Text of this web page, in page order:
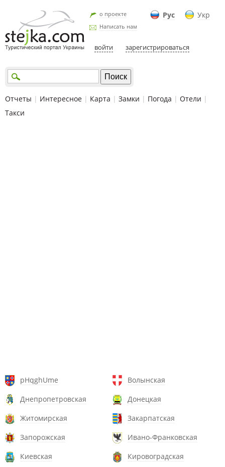
Рус Укр
о проекте
Написать нам
войти зарегистрироваться
Отчеты | Интересное | Карта | Замки | Погода | Отели |
Такси
pHqghUme
Волынская
Днепропетровская
Донецкая
Житомирская
Закарпатская
Запорожская
Ивано-Франковская
Киевская
Кировоградская